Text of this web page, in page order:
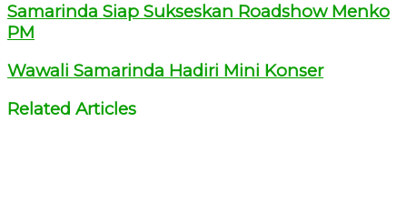
Samarinda Siap Sukseskan Roadshow Menko
PM
Wawali Samarinda Hadiri Mini Konser
Related Articles